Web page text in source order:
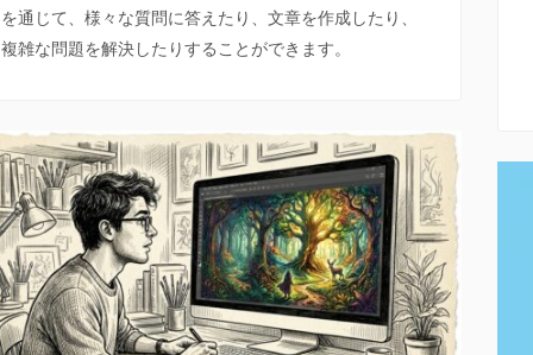
を通じて、様々な質問に答えたり、文章を作成したり、
複雑な問題を解決したりすることができます。